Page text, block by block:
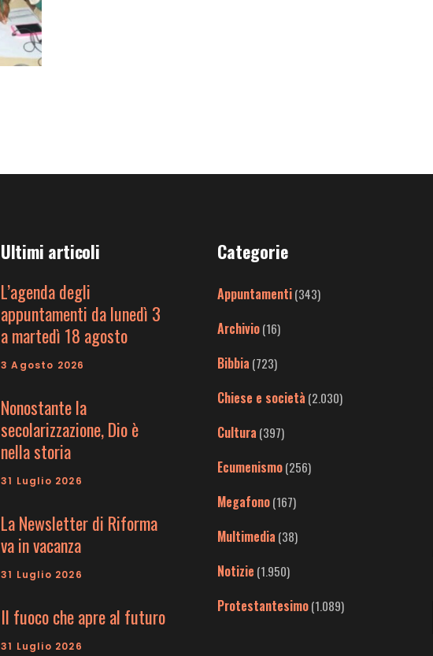
Ultimi articoli
L’agenda degli
appuntamenti da lunedì 3
a martedì 18 agosto
3 Agosto 2026
Nonostante la
secolarizzazione, Dio è
nella storia
31 Luglio 2026
La Newsletter di Riforma
va in vacanza
31 Luglio 2026
Il fuoco che apre al futuro
31 Luglio 2026
Categorie
Appuntamenti(343)
Archivio(16)
Bibbia (723)
Chiese e società (2.030)
Cultura (397)
Ecumenismo(256)
Megafono(167)
Multimedia (38)
Notizie (1.950)
Protestantesimo(1.089)